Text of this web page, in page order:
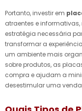
Portanto, investir em
atraentes e
estratégia necessária
transformar a
um ambiente mais
sobre produtos, as
compra e ajudam a
desestimular uma